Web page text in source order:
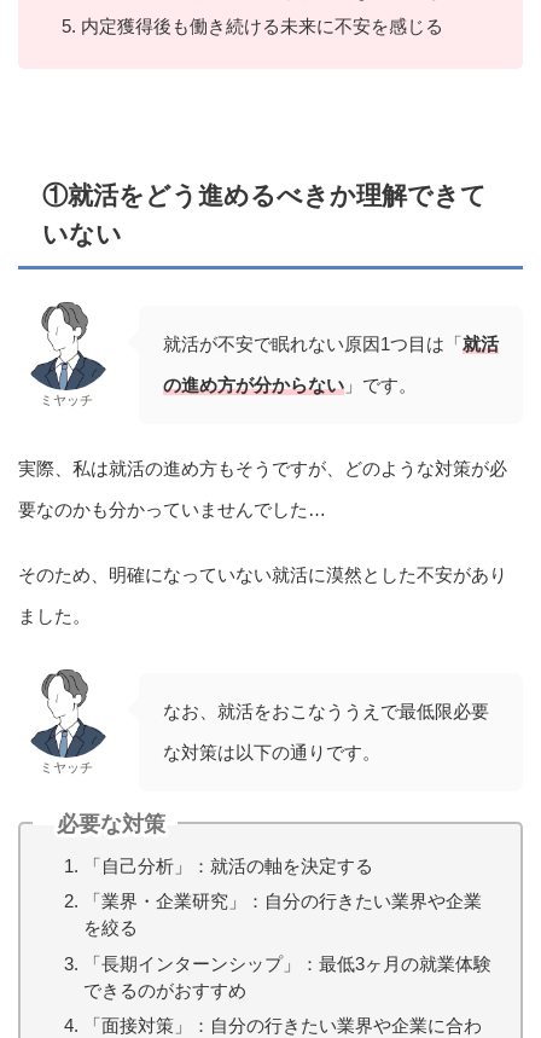
内定獲得後も働き続ける未来に不安を感じる
①就活をどう進めるべきか理解できて
いない
ミヤッチ
就活が不安で眠れない原因1つ目は「就活
の進め方が分からない 」です。
実際、私は就活の進め方もそうですが、どのような対策が必
要なのかも分かっていませんでした…
そのため、明確になっていない就活に漠然とした不安があり
ました。
ミヤッチ
なお、就活をおこなううえで最低限必要
な対策は以下の通りです。
必要な対策
「自己分析」：就活の軸を決定する
「業界・企業研究」：自分の行きたい業界や企業
を絞る
「長期インターンシップ」：最低3ヶ月の就業体験
できるのがおすすめ
「面接対策」：自分の行きたい業界や企業に合わ